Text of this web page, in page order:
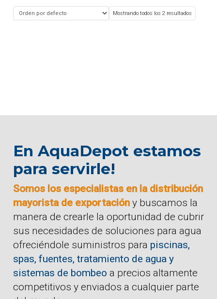
Mostrando todos los 2 resultados
En AquaDepot estamos
para servirle!
Somos los especialistas en la distribución
mayorista de exportacióny buscamos la
manera de crearle la oportunidad de cubrir
sus necesidades de soluciones para agua
ofreciéndole suministros para piscinas,
spas, fuentes, tratamiento de agua y
sistemas de bombeo a precios altamente
competitivos y enviados a cualquier parte